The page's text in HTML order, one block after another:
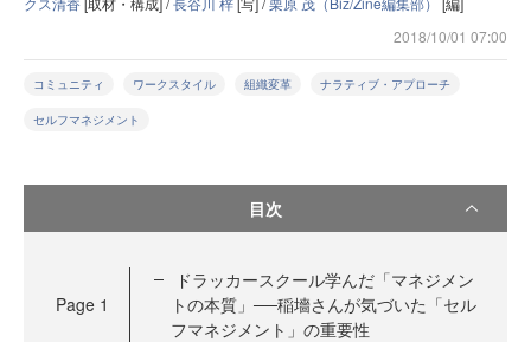
2018/10/01 07:00
コミュニティ ワークスタイル 組織変革 ナラティブ・アプローチ
セルフマネジメント
目次
Page 1
ドラッカースクール学んだ「マネジメン
トの本質」──稲墻さんが気づいた「セル
フマネジメント」の重要性